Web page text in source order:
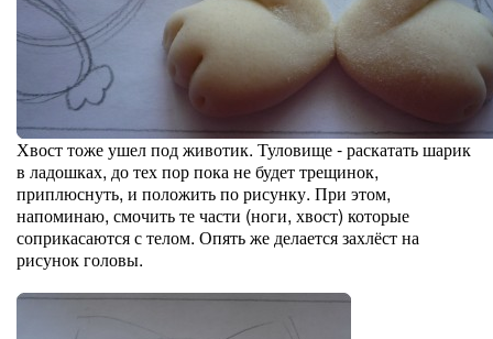
Хвост тоже ушел под животик. Туловище - раскатать шарик
в ладошках, до тех пор пока не будет трещинок,
приплюснуть, и положить по рисунку. При этом,
напоминаю, смочить те части (ноги, хвост) которые
соприкасаются с телом. Опять же делается захлёст на
рисунок головы.